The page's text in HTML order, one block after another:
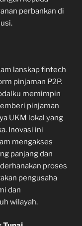
perbankan di
lanskap fintech
pinjaman P2P.
memimpin
pinjaman
UKM lokal yang
Inovasi ini
mengakses
panjang dan
proses
pengusaha
dan
wilayah.